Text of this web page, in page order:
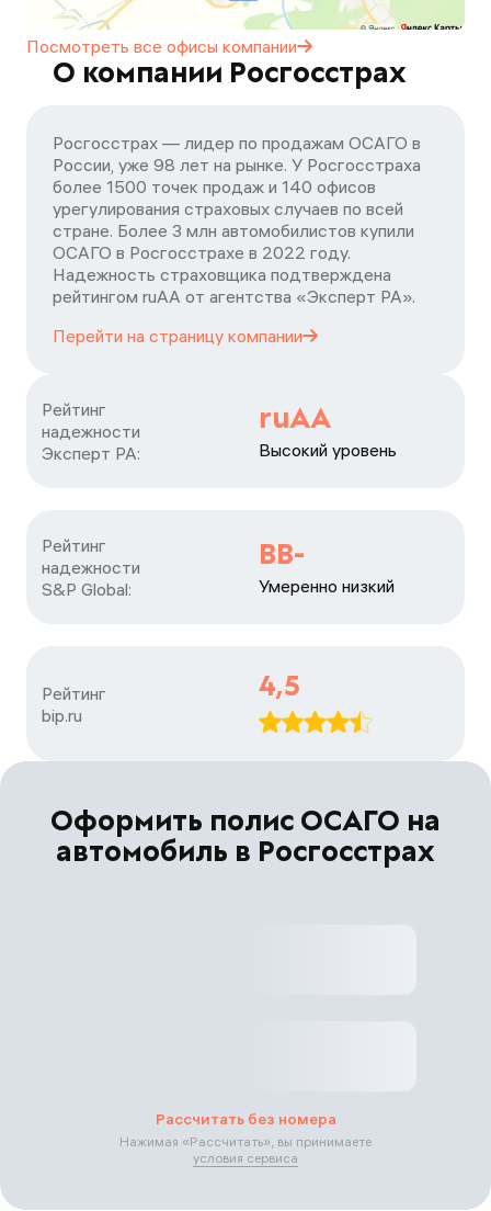
Посмотреть все офисы компании
О компании Росгосстрах
Росгосстрах — лидер по продажам ОСАГО в
России, уже 98 лет на рынке. У Росгосстраха
более 1500 точек продаж и 140 офисов
урегулирования страховых случаев по всей
стране. Более 3 млн автомобилистов купили
ОСАГО в Росгосстрахе в 2022 году.
Надежность страховщика подтверждена
рейтингом ruАА от агентства «Эксперт РА».
Перейти на страницу компании
Рейтинг
надежности
Эксперт РА:
ruAA
Высокий уровень
Рейтинг
надежности
S&P Global:
BB-
Умеренно низкий
Рейтинг
bip.ru
4,5
Оформить полис ОСАГО на
автомобиль в Росгосстрах
Рассчитать без номера
Нажимая «Рассчитать», вы принимаете
условия сервиса